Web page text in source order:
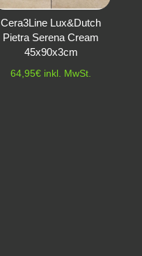
Cera3Line Lux&Dutch
Pietra Serena Cream
45x90x3cm
64,95€ inkl. MwSt.